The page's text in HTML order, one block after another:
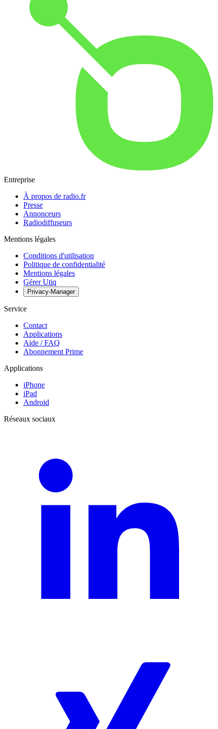
Entreprise
À propos de radio.fr
Presse
Annonceurs
Radiodiffuseurs
Mentions légales
Conditions d'utilisation
Politique de confidentialité
Mentions légales
Gérer Utiq
Privacy-Manager
Service
Contact
Applications
Aide / FAQ
Abonnement Prime
Applications
iPhone
iPad
Android
Réseaux sociaux